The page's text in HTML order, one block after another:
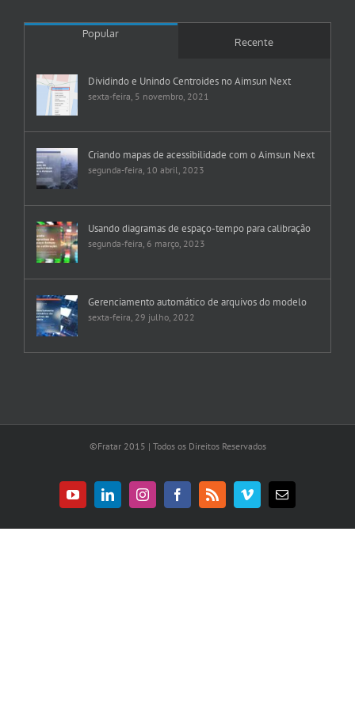
Popular
Recente
Dividindo e Unindo Centroides no Aimsun Next
sexta-feira, 5 novembro, 2021
Criando mapas de acessibilidade com o Aimsun Next
segunda-feira, 10 abril, 2023
Usando diagramas de espaço-tempo para calibração
segunda-feira, 6 março, 2023
Gerenciamento automático de arquivos do modelo
sexta-feira, 29 julho, 2022
©Fratar 2015 | Todos os Direitos Reservados
YouTubeLinkedInInstagramFacebook
Rss VimeoE-